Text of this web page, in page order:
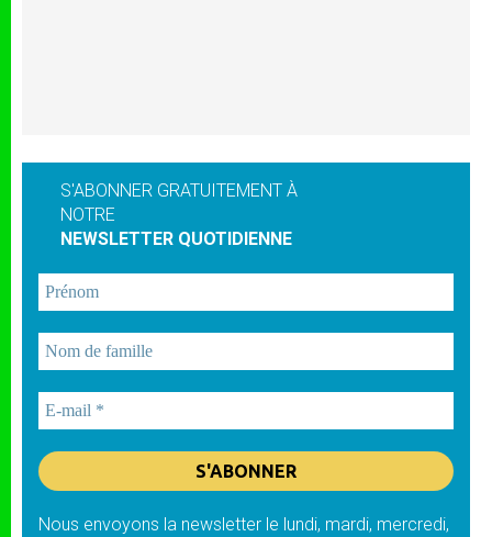
S'ABONNER GRATUITEMENT À
NOTRE
NEWSLETTER QUOTIDIENNE
Nous envoyons la newsletter le lundi, mardi, mercredi,